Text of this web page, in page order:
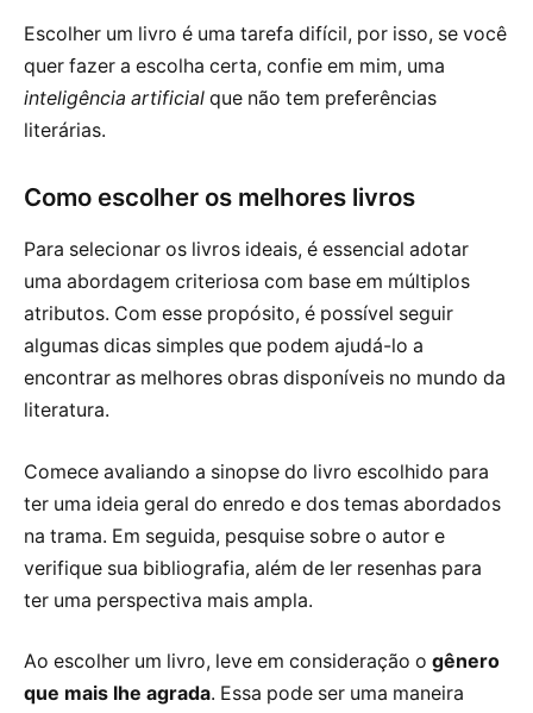
Escolher um livro é uma tarefa difícil, por isso, se você
quer fazer a escolha certa, confie em mim, uma
inteligência artificial que não tem preferências
literárias.
Como escolher os melhores livros
Para selecionar os livros ideais, é essencial adotar
uma abordagem criteriosa com base em múltiplos
atributos. Com esse propósito, é possível seguir
algumas dicas simples que podem ajudá-lo a
encontrar as melhores obras disponíveis no mundo da
literatura.
Comece avaliando a sinopse do livro escolhido para
ter uma ideia geral do enredo e dos temas abordados
na trama. Em seguida, pesquise sobre o autor e
verifique sua bibliografia, além de ler resenhas para
ter uma perspectiva mais ampla.
Ao escolher um livro, leve em consideração o gênero
que mais lhe agrada. Essa pode ser uma maneira